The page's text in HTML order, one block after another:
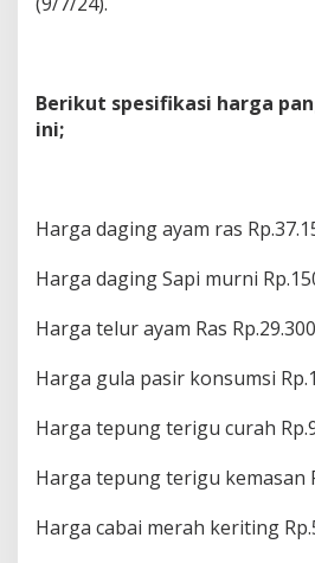
Berikut spesifikasi harga
ini;
Harga daging ayam ras
Harga daging Sapi murni
Harga telur ayam Ras
Harga gula pasir konsumsi
Harga tepung terigu curah
Harga tepung terigu kemasan
Harga cabai merah keriting